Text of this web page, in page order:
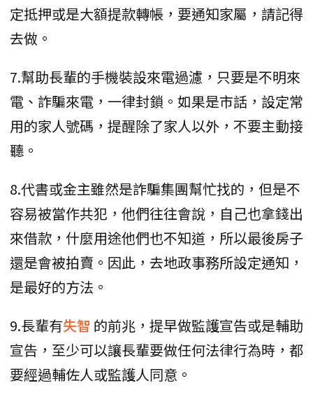
定抵押或是大額提款轉帳，要通知家屬，請記得
去做。
7.幫助長輩的手機裝設來電過濾，只要是不明來
電、詐騙來電，一律封鎖。如果是市話，設定常
用的家人號碼，提醒除了家人以外，不要主動接
聽。
8.代書或金主雖然是詐騙集團幫忙找的，但是不
容易被當作共犯，他們往往會說，自己也拿錢出
來借款，什麼用途他們也不知道，所以最後房子
還是會被拍賣。因此，去地政事務所設定通知，
是最好的方法。
9.長輩有失智 的前兆，提早做監護宣告或是輔助
宣告，至少可以讓長輩要做任何法律行為時，都
要經過輔佐人或監護人同意。